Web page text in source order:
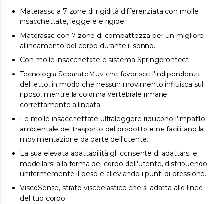
Materasso a 7 zone di rigidità differenziata con molle
insacchettate, leggere e rigide.
Materasso con 7 zone di compattezza per un migliore
allineamento del corpo durante il sonno.
Con molle insacchetate e sistema Springprontect
Tecnologia SeparateMuv che favorisce l'indipendenza
del letto, in modo che nessun movimento influisca sul
riposo, mentre la colonna vertebrale rimane
correttamente allineata.
Le molle insacchettate ultraleggere riducono l'impatto
ambientale del trasporto del prodotto e ne facilitano la
movimentazione da parte dell'utente.
La sua elevata adattabilità gli consente di adattarsi e
modellarsi alla forma del corpo dell'utente, distribuendo
uniformemente il peso e alleviando i punti di pressione.
ViscoSense, strato viscoelastico che si adatta alle linee
del tuo corpo.